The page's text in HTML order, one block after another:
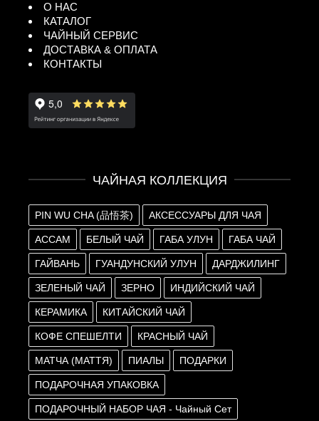
О НАС
КАТАЛОГ
ЧАЙНЫЙ СЕРВИС
ДОСТАВКА & ОПЛАТА
КОНТАКТЫ
ЧАЙНАЯ КОЛЛЕКЦИЯ
PIN WU CHA (品悟茶) АКСЕССУАРЫ ДЛЯ ЧАЯ
АССАМ БЕЛЫЙ ЧАЙ ГАБА УЛУН ГАБА ЧАЙ
ГАЙВАНЬ ГУАНДУНСКИЙ УЛУН ДАРДЖИЛИНГ
ЗЕЛЕНЫЙ ЧАЙ ЗЕРНО ИНДИЙСКИЙ ЧАЙ
КЕРАМИКА КИТАЙСКИЙ ЧАЙ
КОФЕ СПЕШЕЛТИ КРАСНЫЙ ЧАЙ
МАТЧА (МАТТЯ) ПИАЛЫ ПОДАРКИ
ПОДАРОЧНАЯ УПАКОВКА
ПОДАРОЧНЫЙ НАБОР ЧАЯ - Чайный Сет